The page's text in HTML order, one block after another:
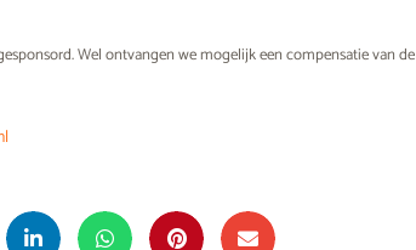
Wel ontvangen we mogelijk een compensatie van